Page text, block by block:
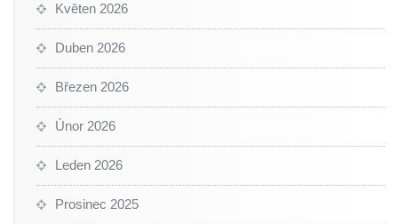
Květen 2026
Duben 2026
Březen 2026
Únor 2026
Leden 2026
Prosinec 2025